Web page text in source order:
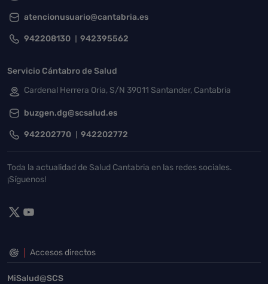
atencionusuario@cantabria.es
942208130 942395562
Servicio Cántabro de Salud
Cardenal Herrera Oria, S/N 39011 Santander, Cantabria
buzgen.dg@scsalud.es
942202770 942202772
Toda la actualidad de Salud Cantabria en las redes sociales.
¡Síguenos!
Accesos directos
MiSalud@SCS